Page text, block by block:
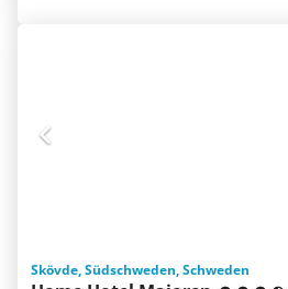
Skövde, Südschweden, Schweden